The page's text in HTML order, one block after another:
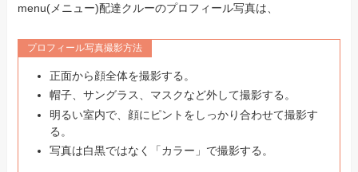
menu(メニュー)配達クルーのプロフィール写真は、
プロフィール写真撮影方法
正面から顔全体を撮影する。
帽子、サングラス、マスクなど外して撮影する。
明るい室内で、顔にピントをしっかり合わせて撮影す
る。
写真は白黒ではなく「カラー」で撮影する。